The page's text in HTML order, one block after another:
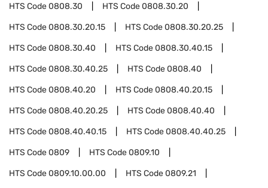
HTS Code0808.30 HTS Code0808.30.20
HTS Code0808.30.20.15 HTS Code0808.30.20.25
HTS Code0808.30.40 HTS Code0808.30.40.15
HTS Code0808.30.40.25 HTS Code0808.40
HTS Code0808.40.20 HTS Code0808.40.20.15
HTS Code0808.40.20.25 HTS Code0808.40.40
HTS Code0808.40.40.15 HTS Code0808.40.40.25
HTS Code0809 HTS Code0809.10
HTS Code0809.10.00.00 HTS Code0809.21